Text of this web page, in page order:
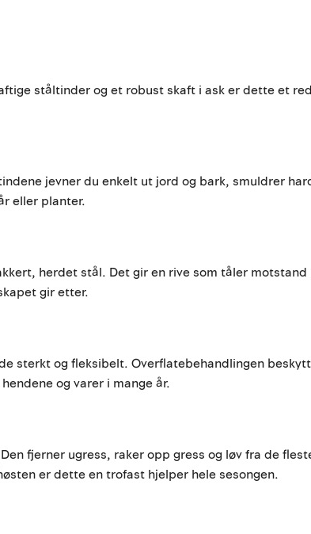
ståltinder og et robust skaft i ask er dette et
jevner du enkelt ut jord og bark, smuldrer
eller planter.
herdet stål. Det gir en rive som tåler motstand
gir etter.
sterkt og fleksibelt. Overflatebehandlingen
og varer i mange år.
fjerner ugress, raker opp gress og løv fra de
er dette en trofast hjelper hele sesongen.